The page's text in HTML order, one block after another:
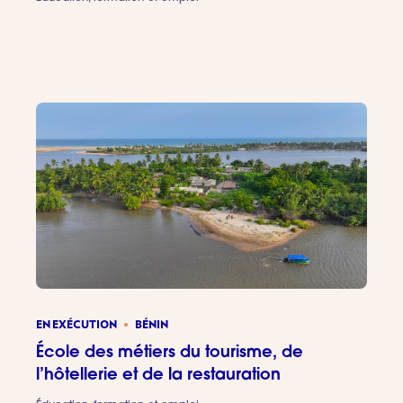
EN EXÉCUTION BÉNIN
École des métiers du tourisme, de
l’hôtellerie et de la restauration